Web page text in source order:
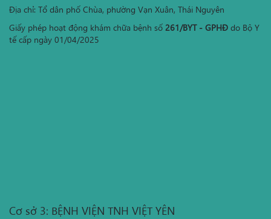
Địa chỉ: Tổ dân phố Chùa, phường Vạn Xuân, Thái Nguyên
Giấy phép hoạt động khám chữa bệnh số 261/BYT - GPHĐ do Bộ Y
tế cấp ngày 01/04/2025
Cơ sở 3: BỆNH VIỆN TNH VIỆT YÊN